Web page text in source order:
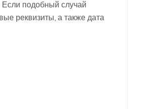
подобный случай
реквизиты, а также дата